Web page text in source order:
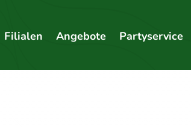
Filialen Angebote Partyservice